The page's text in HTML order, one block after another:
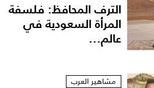
الترف المحافظ: فلسفة
المرأة السعودية في
عالم...
مشاهير العرب